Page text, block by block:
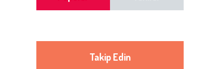
Takip Edin